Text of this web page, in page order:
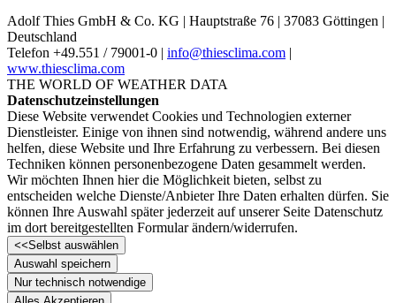
Adolf Thies GmbH & Co. KG | Hauptstraße 76 | 37083 Göttingen |
Deutschland
Telefon +49.551 /­ 79001-0 | info@thiesclima.com |
www.thiesclima.com
THE WORLD OF WEATHER DATA
Datenschutzeinstellungen
Diese Website verwendet Cookies und Technologien externer
Dienstleister. Einige von ihnen sind notwendig, während andere uns
helfen, diese Website und Ihre Erfahrung zu verbessern. Bei diesen
Techniken können personenbezogene Daten gesammelt werden.
Wir möchten Ihnen hier die Möglichkeit bieten, selbst zu
entscheiden welche Dienste/­Anbieter Ihre Daten erhalten dürfen. Sie
können Ihre Auswahl später jederzeit auf unserer Seite Datenschutz
im dort bereitgestellten Formular ändern/­widerrufen.
<<Selbst auswählen
Auswahl speichern
Nur technisch notwendige